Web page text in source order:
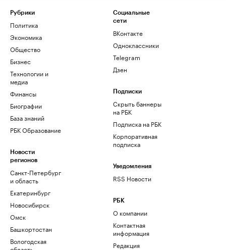
Рубрики
Политика
Экономика
Общество
Бизнес
Технологии и
медиа
Финансы
Биографии
База знаний
РБК Образование
Новости
регионов
Санкт-Петербург
и область
Екатеринбург
Новосибирск
Омск
Башкортостан
Вологодская
Социальные
сети
ВКонтакте
Одноклассники
Telegram
Дзен
Подписки
Скрыть баннеры
на РБК
Подписка на РБК
Корпоративная
подписка
Уведомления
RSS Новости
РБК
О компании
Контактная
информация
Редакция